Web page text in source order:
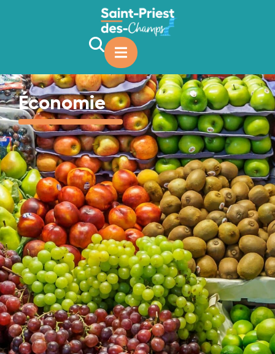
Économie